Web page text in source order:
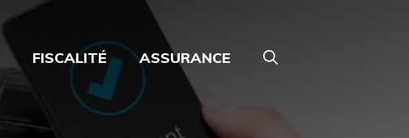
FISCALITÉ ASSURANCE